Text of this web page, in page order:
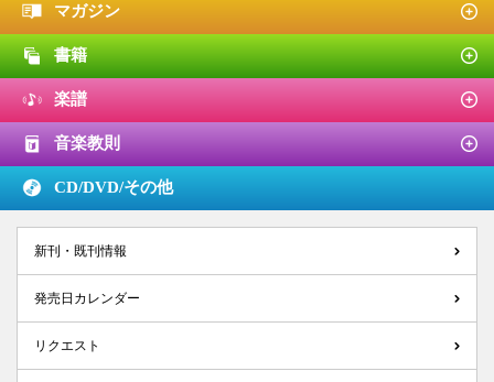
マガジン
書籍
楽譜
音楽教則
CD/DVD/その他
新刊・既刊情報
発売日カレンダー
リクエスト